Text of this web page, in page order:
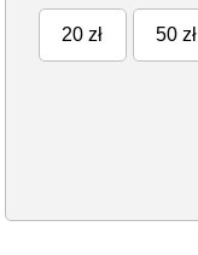
20 zł 50 zł